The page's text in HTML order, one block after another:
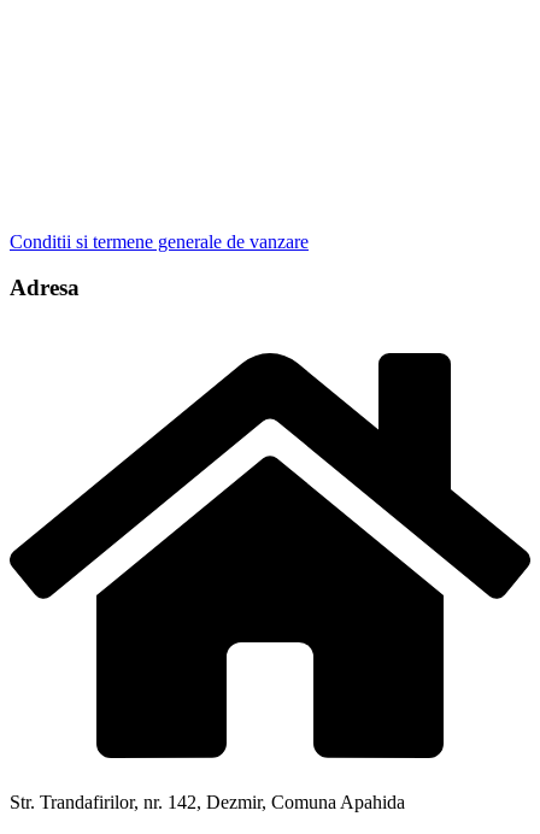
Conditii si termene generale de vanzare
Adresa
Str. Trandafirilor, nr. 142, Dezmir, Comuna Apahida